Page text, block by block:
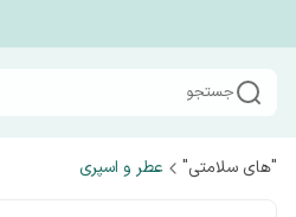
جستجو
"های سلامتی" عطر و اسپری